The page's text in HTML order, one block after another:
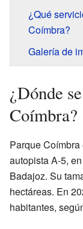
¿Qué
Coímbra?
Galería de
¿Dónde
Coímbra?
Parque
autopista A-5,
Badajoz. Su
hectáreas. En
habitantes,